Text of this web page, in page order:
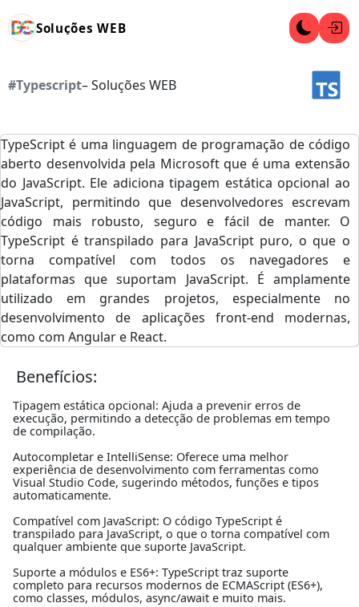
Soluções WEB
#Typescript– Soluções WEB
TypeScript é uma linguagem de programação de código
aberto desenvolvida pela Microsoft que é uma extensão
do JavaScript. Ele adiciona tipagem estática opcional ao
JavaScript, permitindo que desenvolvedores escrevam
código mais robusto, seguro e fácil de manter. O
TypeScript é transpilado para JavaScript puro, o que o
torna compatível com todos os navegadores e
plataformas que suportam JavaScript. É amplamente
utilizado em grandes projetos, especialmente no
desenvolvimento de aplicações front-end modernas,
como com Angular e React.
Benefícios:
Tipagem estática opcional: Ajuda a prevenir erros de
execução, permitindo a detecção de problemas em tempo
de compilação.
Autocompletar e IntelliSense: Oferece uma melhor
experiência de desenvolvimento com ferramentas como
Visual Studio Code, sugerindo métodos, funções e tipos
automaticamente.
Compatível com JavaScript: O código TypeScript é
transpilado para JavaScript, o que o torna compatível com
qualquer ambiente que suporte JavaScript.
Suporte a módulos e ES6+: TypeScript traz suporte
completo para recursos modernos de ECMAScript (ES6+),
como classes, módulos, async/await e muito mais.